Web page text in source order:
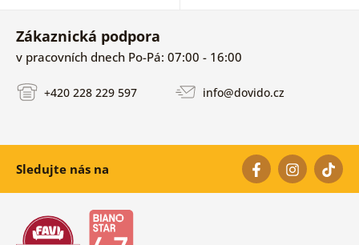
Zákaznická podpora
v pracovních dnech Po-Pá: 07:00 - 16:00
+420 228 229 597 info@dovido.cz
Sledujte nás na